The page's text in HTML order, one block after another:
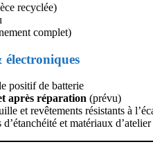
recyclée)
complet)
positif de batterie
après réparation (prévu)
et revêtements résistants à
et matériaux d’atelier